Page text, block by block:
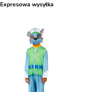
Expresowa wysyłka